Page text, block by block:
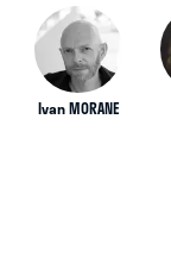
Ivan MORANE